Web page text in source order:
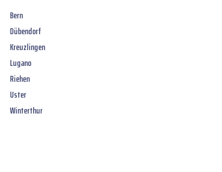
Bern
Dübendorf
Kreuzlingen
Lugano
Riehen
Uster
Winterthur